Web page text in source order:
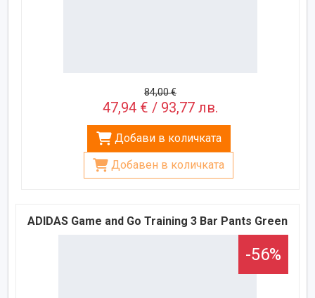
84,00 €
47,94 € / 93,77 лв.
Добави в количката
Добавен в количката
ADIDAS Game and Go Training 3 Bar Pants Green
-56%